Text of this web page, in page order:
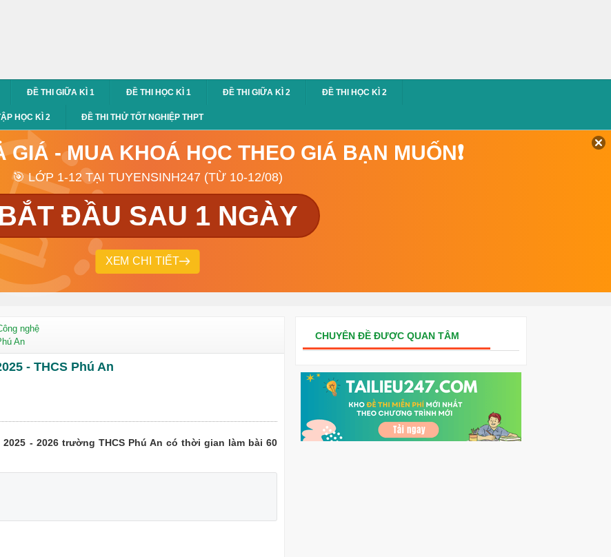
ĐỀ THI GIỮA KÌ 1 ĐỀ THI HỌC KÌ 1 ĐỀ THI GIỮA KÌ 2 ĐỀ THI HỌC KÌ 2
HỌC KÌ 2 ĐỀ THI THỬ TỐT NGHIỆP THPT
GIÁ - MUA KHOÁ HỌC THEO GIÁ BẠN MUỐN❗
🎯 LỚP 1-12 TẠI TUYENSINH247 (TỪ 10-12/08)
ĐẦU SAU 1 NGÀY
XEM CHI TIẾT
nghệ
An
- THCS Phú An
- 2026 trường THCS Phú An có thời gian làm bài 60
CHUYÊN ĐỀ ĐƯỢC QUAN TÂM